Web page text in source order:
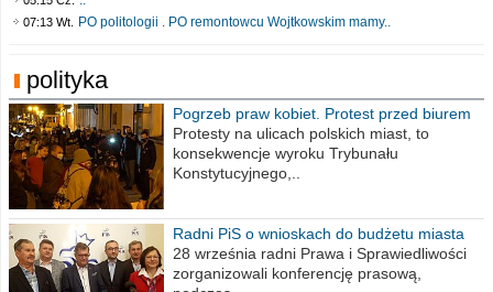
07:13 Wt. PO politologii . PO remontowcu Wojtkowskim mamy..
polityka
Pogrzeb praw kobiet. Protest przed biurem
poselskim PiS
Protesty na ulicach polskich miast, to
konsekwencje wyroku Trybunału
Konstytucyjnego,..
Radni PiS o wnioskach do budżetu miasta
na 2021 rok
28 września radni Prawa i Sprawiedliwości
zorganizowali konferencję prasową,